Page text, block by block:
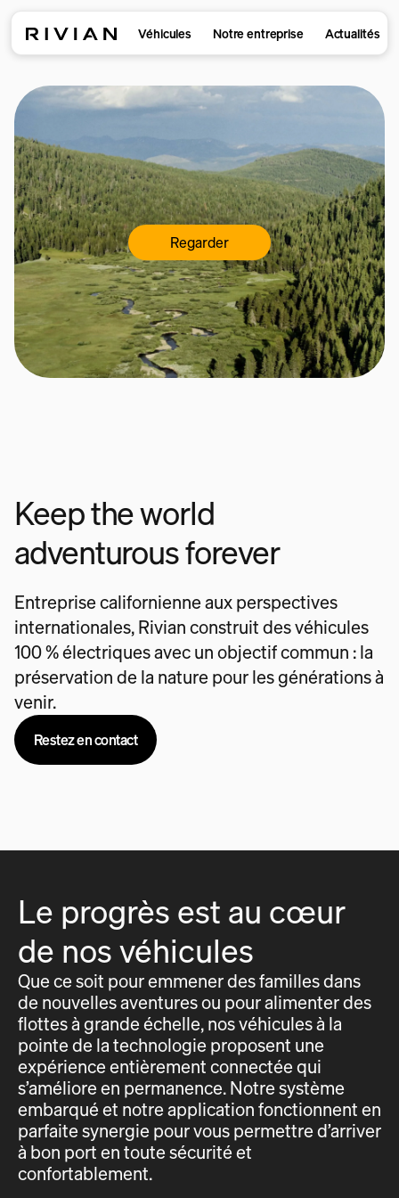
Véhicules Notre entreprise Actualités
Regarder
Keep the world
adventurous forever
Entreprise californienne aux perspectives
internationales, Rivian construit des véhicules
100 % électriques avec un objectif commun : la
préservation de la nature pour les générations à
venir.
Restez en contact
Le progrès est au cœur
de nos véhicules
Que ce soit pour emmener des familles dans
de nouvelles aventures ou pour alimenter des
flottes à grande échelle, nos véhicules à la
pointe de la technologie proposent une
expérience entièrement connectée qui
s’améliore en permanence. Notre système
embarqué et notre application fonctionnent en
parfaite synergie pour vous permettre d’arriver
à bon port en toute sécurité et
confortablement.